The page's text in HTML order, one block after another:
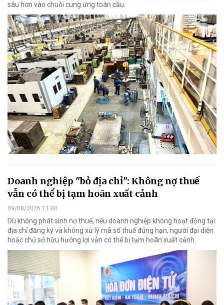
sâu hơn vào chuỗi cung ứng toàn cầu.
Doanh nghiệp "bỏ địa chỉ": Không nợ thuế
vẫn có thể bị tạm hoãn xuất cảnh
09/08/2026 11:00
Dù không phát sinh nợ thuế, nếu doanh nghiệp không hoạt động tại
địa chỉ đăng ký và không xử lý mã số thuế đúng hạn, người đại diện
hoặc chủ sở hữu hưởng lợi vẫn có thể bị tạm hoãn xuất cảnh.